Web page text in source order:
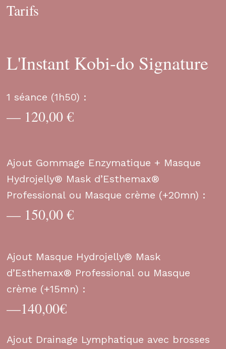
Tarifs
L'Instant Kobi-do Signature
1 séance (1h50) :
— 120,00 €
Ajout Gommage Enzymatique + Masque
Hydrojelly® Mask d’Esthemax®
Professional ou Masque crème (+20mn) :
— 150,00 €
Ajout Masque Hydrojelly® Mask
d’Esthemax® Professional ou Masque
crème (+15mn) :
—140,00€
Ajout Drainage Lymphatique avec brosses